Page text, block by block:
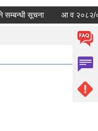
सूचना आ व २०८२/०८३